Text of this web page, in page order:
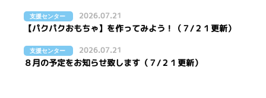
支援センター 2026.07.21
【パクパクおもちゃ】を作ってみよう！（７/２１更新）
支援センター 2026.07.21
８月の予定をお知らせ致します（７/２１更新）